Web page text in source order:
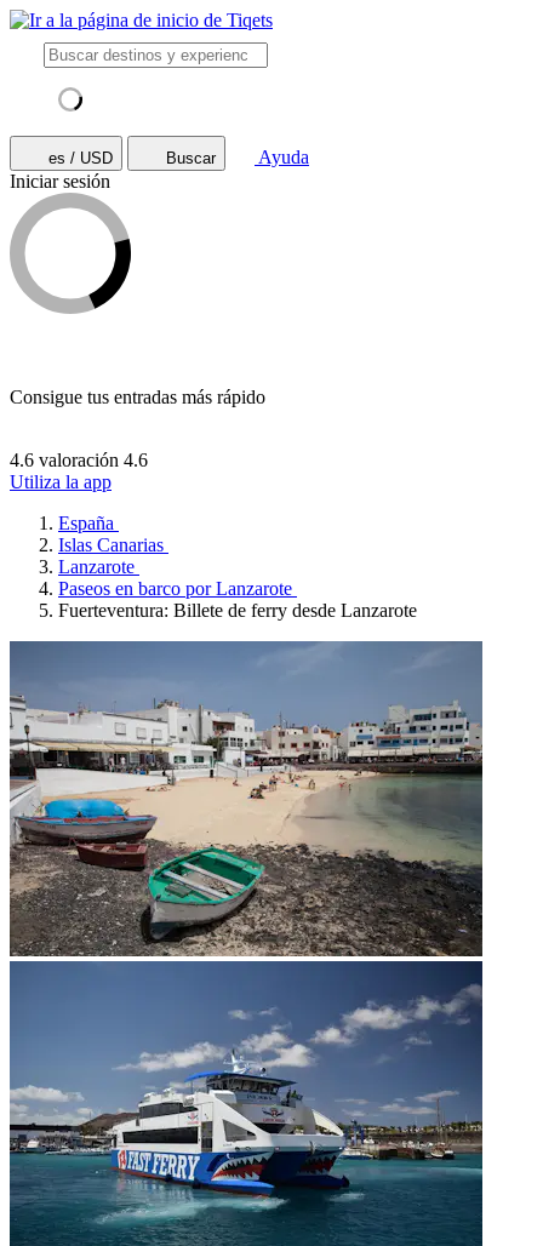
es / USD Buscar
Ayuda
Iniciar sesión
Consigue tus entradas más rápido
4.6 valoración 4.6
Utiliza la app
España
Islas Canarias
Lanzarote
Paseos en barco por Lanzarote
Fuerteventura: Billete de ferry desde Lanzarote